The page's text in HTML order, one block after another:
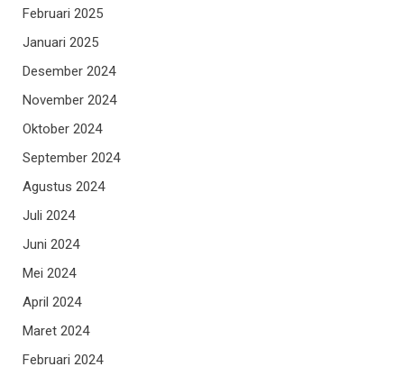
Februari 2025
Januari 2025
Desember 2024
November 2024
Oktober 2024
September 2024
Agustus 2024
Juli 2024
Juni 2024
Mei 2024
April 2024
Maret 2024
Februari 2024